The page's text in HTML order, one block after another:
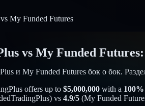
vs My Funded Futures
vs My Funded Futures:
и My Funded Futures бок о бок.
offers up to $5,000,000 with a 100
) vs 4.9/5 (My Funded